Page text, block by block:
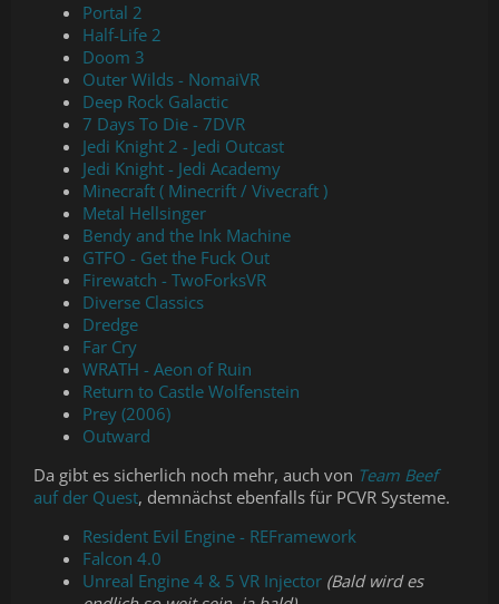
Portal 2
Half-Life 2
Doom 3
Outer Wilds - NomaiVR
Deep Rock Galactic
7 Days To Die - 7DVR
Jedi Knight 2 - Jedi Outcast
Jedi Knight - Jedi Academy
Minecraft ( Minecrift / Vivecraft )
Metal Hellsinger
Bendy and the Ink Machine
GTFO - Get the Fuck Out
Firewatch - TwoForksVR
Diverse Classics
Dredge
Far Cry
WRATH - Aeon of Ruin
Return to Castle Wolfenstein
Prey (2006)
Outward
Da gibt es sicherlich noch mehr, auch von Team Beef
auf der Quest, demnächst ebenfalls für PCVR Systeme.
Resident Evil Engine - REFramework
Falcon 4.0
Unreal Engine 4 & 5 VR Injector (Bald wird es